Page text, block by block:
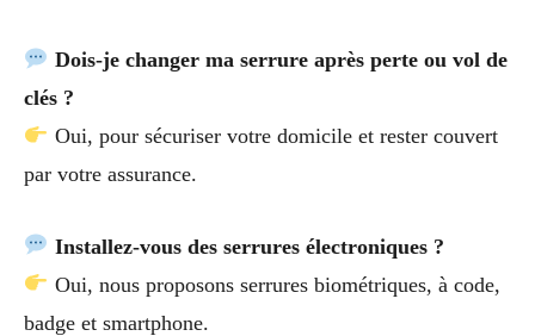
Dois-je changer ma serrure après perte ou vol de
clés ?
Oui, pour sécuriser votre domicile et rester couvert
par votre assurance.
Installez-vous des serrures électroniques ?
Oui, nous proposons serrures biométriques, à code,
badge et smartphone.